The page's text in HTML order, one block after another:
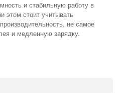
и стабильную работу в
этом стоит учитывать
не самое
и медленную зарядку.